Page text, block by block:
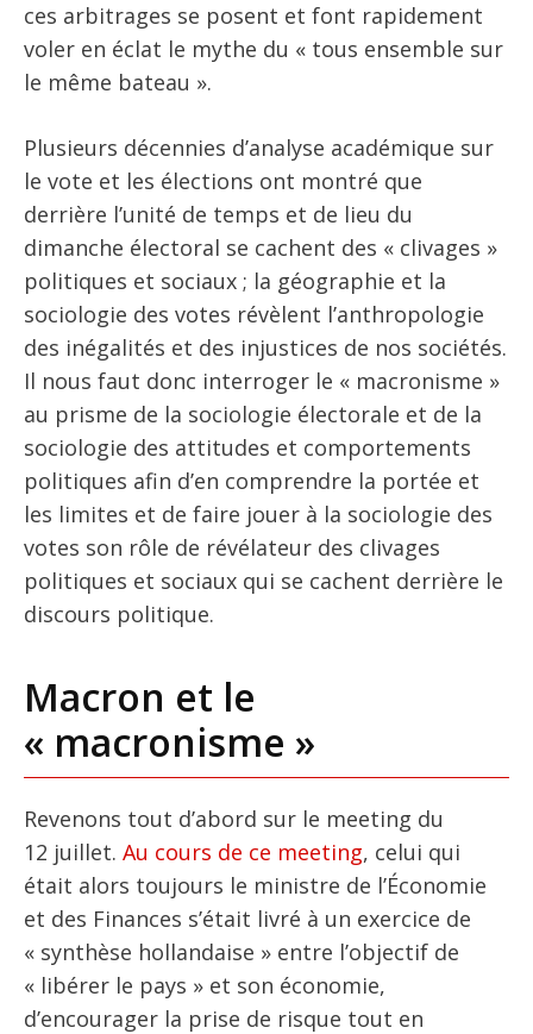
ces arbitrages se posent et font rapidement
voler en éclat le mythe du « tous ensemble sur
le même bateau ».
Plusieurs décennies d’analyse académique sur
le vote et les élections ont montré que
derrière l’unité de temps et de lieu du
dimanche électoral se cachent des « clivages »
politiques et sociaux ; la géographie et la
sociologie des votes révèlent l’anthropologie
des inégalités et des injustices de nos sociétés.
Il nous faut donc interroger le « macronisme »
au prisme de la sociologie électorale et de la
sociologie des attitudes et comportements
politiques afin d’en comprendre la portée et
les limites et de faire jouer à la sociologie des
votes son rôle de révélateur des clivages
politiques et sociaux qui se cachent derrière le
discours politique.
Macron et le
« macronisme »
Revenons tout d’abord sur le meeting du
12 juillet. Au cours de ce meeting, celui qui
était alors toujours le ministre de l’Économie
et des Finances s’était livré à un exercice de
« synthèse hollandaise » entre l’objectif de
« libérer le pays » et son économie,
d’encourager la prise de risque tout en